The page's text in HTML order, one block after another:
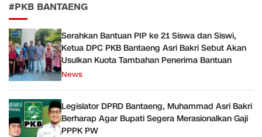
#PKB BANTAENG
Serahkan Bantuan PIP ke 21 Siswa dan Siswi,
Ketua DPC PKB Bantaeng Asri Bakri Sebut Akan
Usulkan Kuota Tambahan Penerima Bantuan
News
Legislator DPRD Bantaeng, Muhammad Asri Bakri
Berharap Agar Bupati Segera Merasionalkan Gaji
PPPK PW